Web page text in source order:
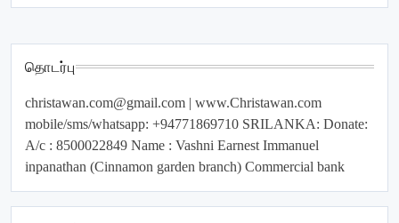
தொடர்பு
christawan.com@gmail.com | www.Christawan.com
mobile/sms/whatsapp: +94771869710 SRILANKA: Donate:
A/c : 8500022849 Name : Vashni Earnest Immanuel
inpanathan (Cinnamon garden branch) Commercial bank